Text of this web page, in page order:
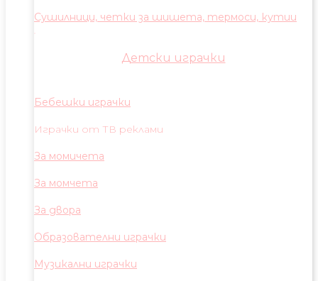
Сушилници, четки за шишета, термоси, кутии
Детски играчки
Бебешки играчки
Играчки от ТВ реклами
За момичета
За момчета
За двора
Образователни играчки
Музикални играчки